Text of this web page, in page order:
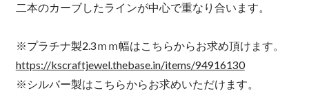
二本のカーブしたラインが中心で重なり合います。
※プラチナ製2.3ｍｍ幅はこちらからお求め頂けます。
https://kscraftjewel.thebase.in/items/94916130
※シルバー製はこちらからお求めいただけます。